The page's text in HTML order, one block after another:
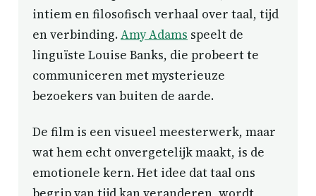
intiem en filosofisch verhaal over taal, tijd
en verbinding.Amy Adams speelt de
linguïste Louise Banks, die probeert te
communiceren met mysterieuze
bezoekers van buiten de aarde.
De film is een visueel meesterwerk, maar
wat hem echt onvergetelijk maakt, is de
emotionele kern. Het idee dat taal ons